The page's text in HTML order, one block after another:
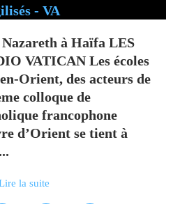
Nazareth à Haïfa LES
VATICAN Les écoles
Orient, des acteurs de
colloque de
francophone
d’Orient se tient à
la suite